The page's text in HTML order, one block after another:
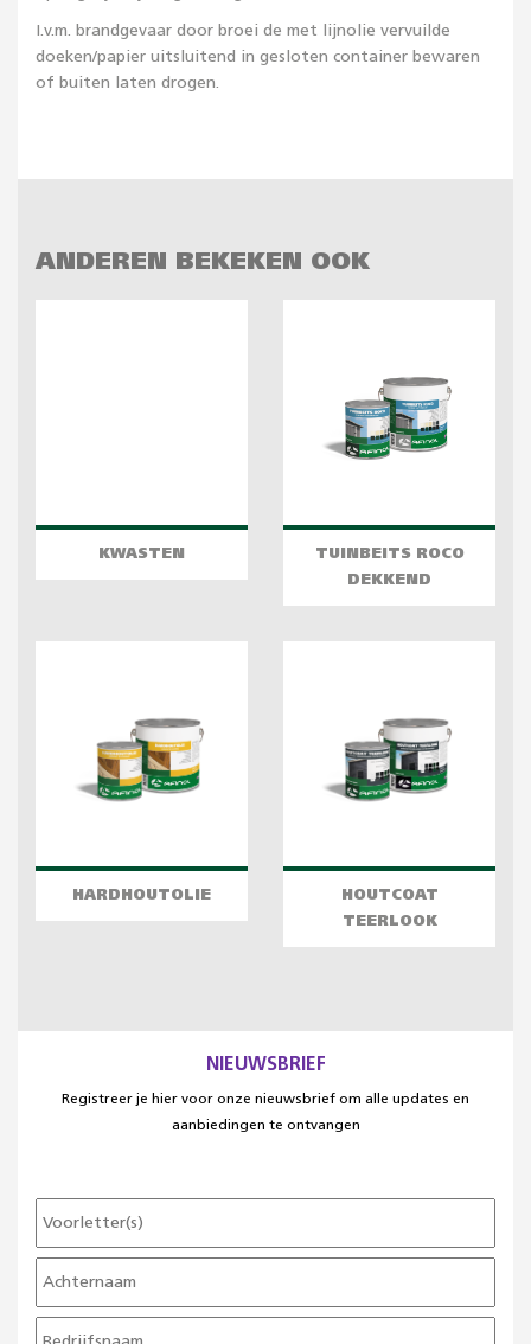
I.v.m. brandgevaar door broei de met lijnolie vervuilde
doeken/papier uitsluitend in gesloten container bewaren
of buiten laten drogen.
ANDEREN BEKEKEN OOK
KWASTEN
TUINBEITS ROCO
DEKKEND
HARDHOUTOLIE
HOUTCOAT
TEERLOOK
NIEUWSBRIEF
Registreer je hier voor onze nieuwsbrief om alle updates en
aanbiedingen te ontvangen